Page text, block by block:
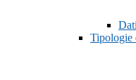
Tipologie